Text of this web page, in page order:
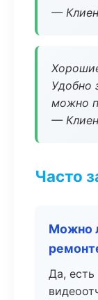
—
Удобно
можно
—
Часто
Можно
Да,